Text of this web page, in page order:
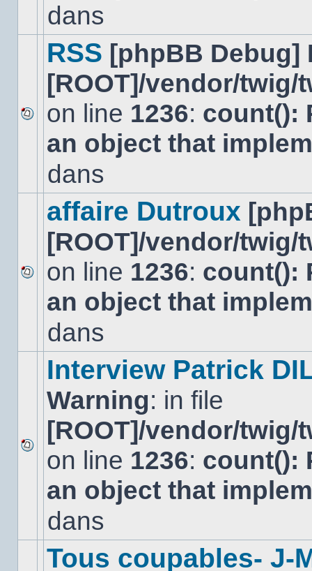
dansdans
Aucun
nouveau
message
sujet.
RSS [phpBB Debug]
[ROOT]/vendor/
on line 1236: count():
an object that
dans
Aucun
nouveau
message
sujet.
affaire Dutroux
[ROOT]/vendor/
on line 1236: count():
an object that
dans
Aucun
nouveau
message
non-
dans
Interview Patrick
Warning: in file
[ROOT]/vendor/
on line 1236: count():
an object that
dans
Tous coupables- J-